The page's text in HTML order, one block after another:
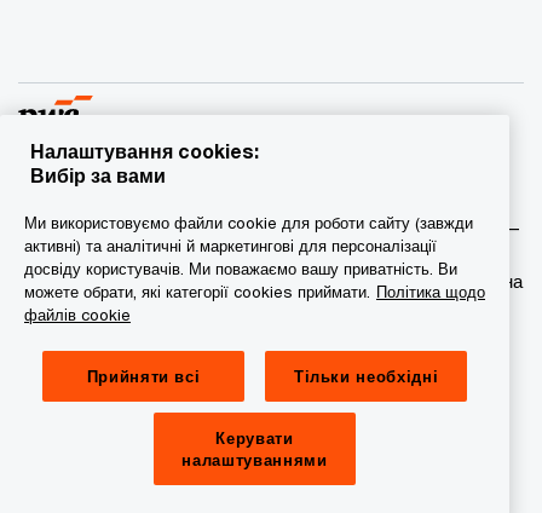
учасник/фірми-учасниці мережі PwC, а в деяких випадках –
міжнародна мережа PwC. Кожна фірма мережі є
самостійною юридичною особою. Докладніша інформація на
веб-сторінці www.pwc.com/structure.
Конфіденційність
Сookie-файли
Обмеження юридичної відповідальності
Провайдер сайту
Налаштування cookies:
Вибір за вами
Ми використовуємо файли cookie для роботи сайту (завжди
активні) та аналітичні й маркетингові для персоналізації
досвіду користувачів. Ми поважаємо вашу приватність. Ви
можете обрати, які категорії cookies приймати. Політика щодо
файлів cookie
Прийняти всі Тільки необхідні
Керувати
налаштуваннями